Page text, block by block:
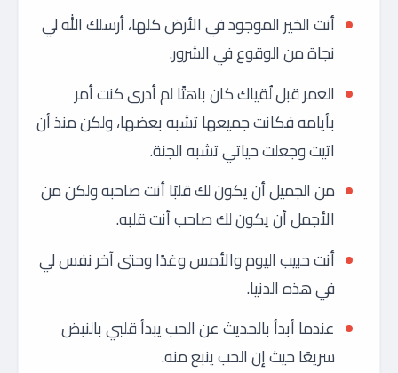
أنت الخير الموجود في الأرض كلها، أرسلك الله لي
نجاة من الوقوع في الشرور.
العمر قبل لُقياك كان باهتًا لم أدرى كنت أمر
بأيامه فكانت جميعها تشبه بعضها، ولكن منذ أن
اتيت وجعلت حياتي تشبه الجنة.
من الجميل أن يكون لك قلبًا أنت صاحبه ولكن من
الأجمل أن يكون لك صاحب أنت قلبه.
أنت حبيب اليوم والأمس وغدًا وحتى آخر نفس لي
في هذه الدنيا.
عندما أبدأ بالحديث عن الحب يبدأ قلبي بالنبض
سريعًا حيث إن الحب ينبع منه.